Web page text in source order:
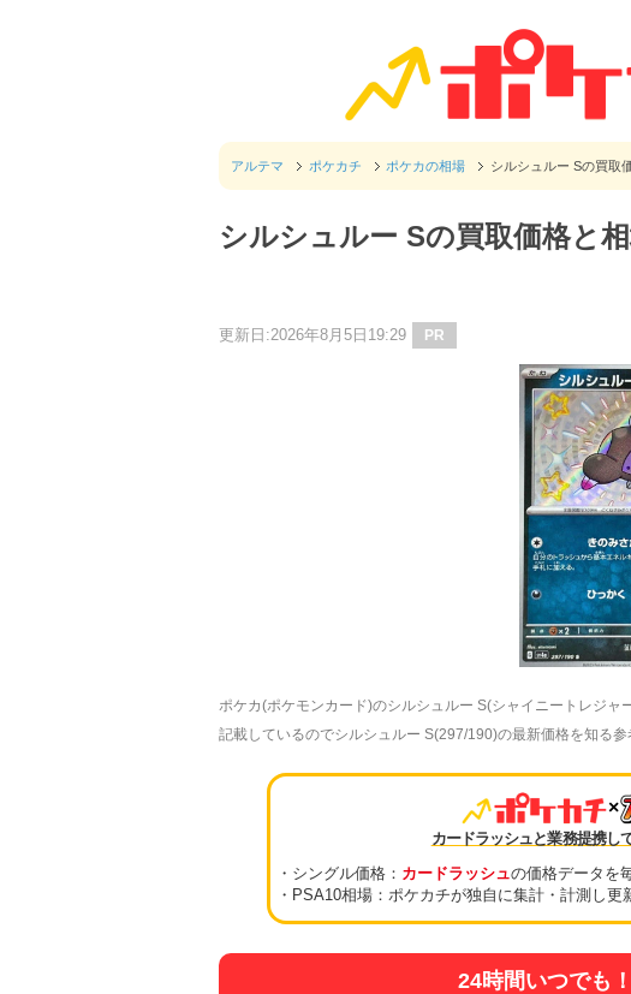
アルテマ ポケカチ ポケカの相場 シルシュルー Sの買取
シルシュルー Sの買取価格と相
更新日:2026年8月5日19:29 PR
ポケカ(ポケモンカード)のシルシュルー S(シャイニートレジ
記載しているのでシルシュルー S(297/190)の最新価格を知る参
×
カードラッシュと業務提携し
・シングル価格： カードラッシュの価格データを
・PSA10相場：ポケカチが独自に集計・計測し更
24時間いつでも